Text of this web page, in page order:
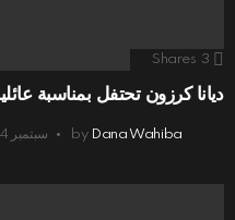
3
Shares
ديانا كرزون تحتفل بمناسبة
by Dana Wahiba سبتمبر 14, 2023, 2:39 م